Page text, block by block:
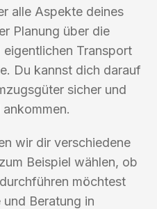
alle Aspekte deines
Planung über die
Transport
Du kannst dich darauf
sicher und
wir dir verschiedene
Beispiel wählen, ob
möchtest
und Beratung in